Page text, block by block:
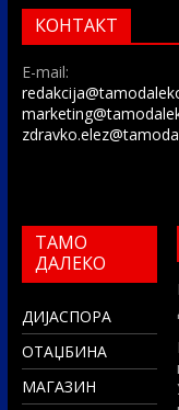
КОНТАКТ
E-mail:
ТАМО
ДАЛЕКО
ДИЈАСПОРА
ОТАЏБИНА
МАГАЗИН